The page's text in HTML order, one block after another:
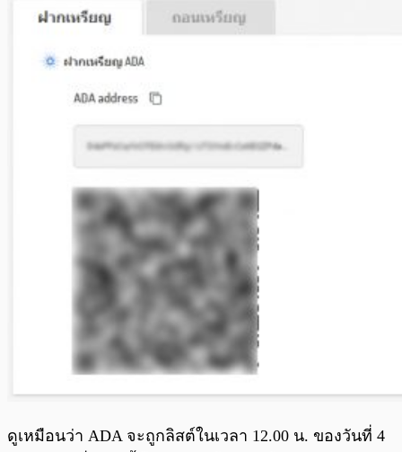
ดูเหมือนว่า ADA จะถูกลิสต์ในเวลา 12.00 น. ของวันที่ 4